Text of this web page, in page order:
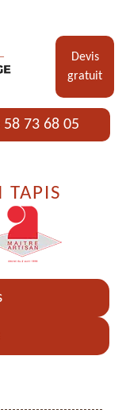
Devis
gratuit
58 73 68 05
TAPIS